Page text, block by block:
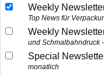
Weekly
Top News für
Weekly
und Schmalbahndruck
Special
monatlich